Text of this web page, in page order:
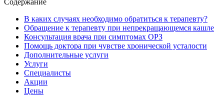
Содержание
В каких случаях необходимо обратиться к терапевту?
Обращение к терапевту при непрекращающемся кашле
Консультация врача при симптомах ОРЗ
Помощь доктора при чувстве хронической усталости
Дополнительные услуги
Услуги
Специалисты
Акции
Цены